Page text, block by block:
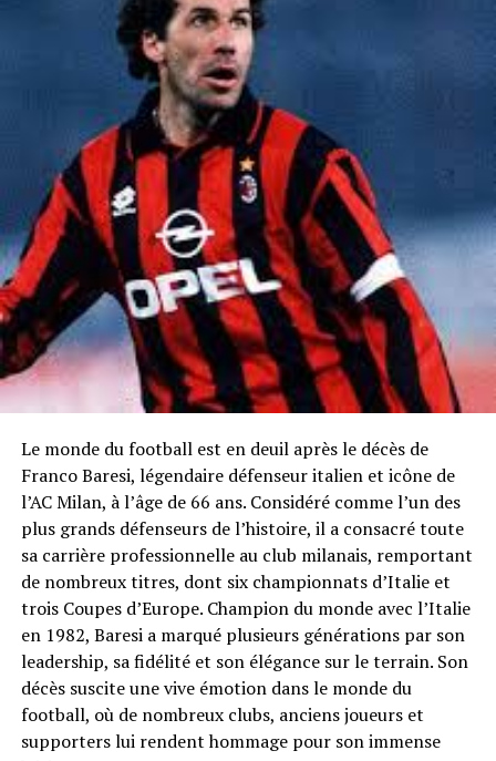
Le monde du football est en deuil après le décès de
Franco Baresi, légendaire défenseur italien et icône de
l’AC Milan, à l’âge de 66 ans. Considéré comme l’un des
plus grands défenseurs de l’histoire, il a consacré toute
sa carrière professionnelle au club milanais, remportant
de nombreux titres, dont six championnats d’Italie et
trois Coupes d’Europe. Champion du monde avec l’Italie
en 1982, Baresi a marqué plusieurs générations par son
leadership, sa fidélité et son élégance sur le terrain. Son
décès suscite une vive émotion dans le monde du
football, où de nombreux clubs, anciens joueurs et
supporters lui rendent hommage pour son immense